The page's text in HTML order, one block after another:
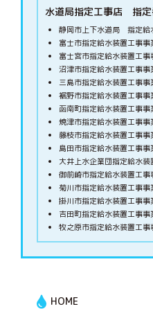
水道局指定工事店 指
静岡市上下水道局 指定
富士市指定給水装置工事
富士宮市指定給水装置工
沼津市指定給水装置工事
三島市指定給水装置工事
裾野市指定給水装置工事
函南町指定給水装置工事
焼津市指定給水装置工事
藤枝市指定給水装置工事
島田市指定給水装置工事
大井上水企業団指定給水
御前崎市指定給水装置工
菊川市指定給水装置工事
掛川市指定給水装置工事
吉田町指定給水装置工事
牧之原市指定給水装置工
HOME